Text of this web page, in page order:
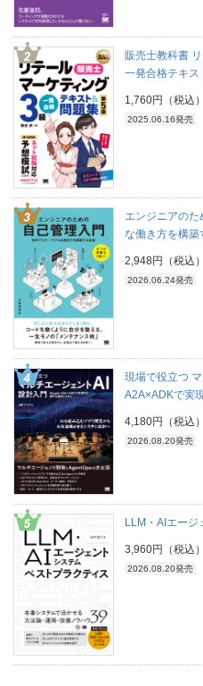
販売士教科書
一発合格テキス
1,760円（税込）
2025.06.16発売
エンジニアの
な働き方を構築
2,948円（税込）
2026.06.24発売
現場で役立つ
A2A×ADKで実
4,180円（税込）
2026.08.20発売
LLM・AIエージ
3,960円（税込）
2026.08.20発売